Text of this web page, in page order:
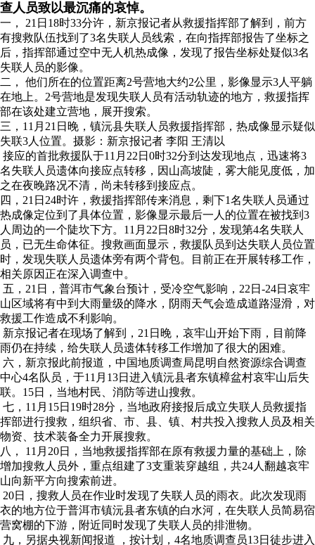
查人员致以最沉痛的哀悼。
一， 21日18时33分许，新京报记者从救援指挥部了解到，前方
有搜救队伍找到了3名失联人员线索，在向指挥部报告了坐标之
后，指挥部通过空中无人机热成像，发现了报告坐标处疑似3名
失联人员的影像。
二， 他们所在的位置距离2号营地大约2公里，影像显示3人平躺
在地上。2号营地是发现失联人员有活动轨迹的地方，救援指挥
部在该处建立营地，展开搜索。
三，11月21日晚，镇沅县失联人员救援指挥部，热成像显示疑似
失联3人位置。摄影：新京报记者 李阳 王清以
接应的首批救援队于11月22日0时32分到达发现地点，迅速将3
名失联人员遗体向接应点转移，因山高坡陡，雾大能见度低，加
之在夜晚路况不清，尚未转移到接应点。
四，21日24时许，救援指挥部传来消息，剩下1名失联人员通过
热成像定位到了具体位置，影像显示最后一人的位置在被找到3
人周边的一个陡坎下方。11月22日8时32分，发现第4名失联人
员，已无生命体征。搜救画面显示，救援队员到达失联人员位置
时，发现失联人员遗体旁有两个背包。目前正在开展转移工作，
相关原因正在深入调查中。
五，21日，普洱市气象台预计，受冷空气影响，22日-24日哀牢
山区域将有中到大雨量级的降水，阴雨天气会造成道路湿滑，对
救援工作造成不利影响。
新京报记者在现场了解到，21日晚，哀牢山开始下雨，目前降
雨仍在持续，给失联人员遗体转移工作增加了很大的困难。
六，新京报此前报道，中国地质调查局昆明自然资源综合调查
中心4名队员，于11月13日进入镇沅县者东镇樟盆村哀牢山后失
联。15日，当地村民、消防等进山搜救。
七，11月15日19时28分，当地政府接报后成立失联人员救援指
挥部进行搜救，组织省、市、县、镇、村共投入搜救人员及相关
物资、技术装备全力开展搜救。
八， 11月20日，当地救援指挥部在原有救援力量的基础上，除
增加搜救人员外，重点组建了3支重装穿越组，共24人翻越哀牢
山向新平方向搜索前进。
20日，搜救人员在作业时发现了失联人员的雨衣。此次发现雨
衣的地方位于普洱市镇沅县者东镇的白水河，在失联人员简易宿
营窝棚的下游，附近同时发现了失联人员的排泄物。
九，另据央视新闻报道 ，按计划，4名地质调查员13日徒步进入